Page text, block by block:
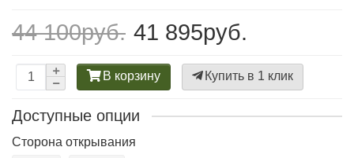
44 100руб. 41 895руб.
В корзину Купить в 1 клик
Доступные опции
Сторона открывания